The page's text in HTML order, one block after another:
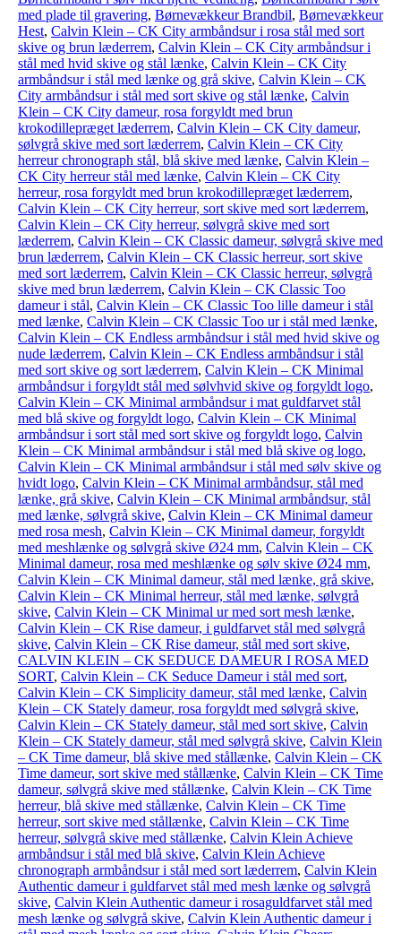
med plade til gravering, Børnevækkeur Brandbil, Børnevækkeur
Hest, Calvin Klein – CK City armbåndsur i rosa stål med sort
skive og brun læderrem, Calvin Klein – CK City armbåndsur i
stål med hvid skive og stål lænke, Calvin Klein – CK City
armbåndsur i stål med lænke og grå skive, Calvin Klein – CK
City armbåndsur i stål med sort skive og stål lænke, Calvin
Klein – CK City dameur, rosa forgyldt med brun
krokodillepræget læderrem, Calvin Klein – CK City dameur,
sølvgrå skive med sort læderrem, Calvin Klein – CK City
herreur chronograph stål, blå skive med lænke, Calvin Klein –
CK City herreur stål med lænke, Calvin Klein – CK City
herreur, rosa forgyldt med brun krokodillepræget læderrem,
Calvin Klein – CK City herreur, sort skive med sort læderrem,
Calvin Klein – CK City herreur, sølvgrå skive med sort
læderrem, Calvin Klein – CK Classic dameur, sølvgrå skive med
brun læderrem, Calvin Klein – CK Classic herreur, sort skive
med sort læderrem, Calvin Klein – CK Classic herreur, sølvgrå
skive med brun læderrem, Calvin Klein – CK Classic Too
dameur i stål, Calvin Klein – CK Classic Too lille dameur i stål
med lænke, Calvin Klein – CK Classic Too ur i stål med lænke,
Calvin Klein – CK Endless armbåndsur i stål med hvid skive og
nude læderrem, Calvin Klein – CK Endless armbåndsur i stål
med sort skive og sort læderrem, Calvin Klein – CK Minimal
armbåndsur i forgyldt stål med sølvhvid skive og forgyldt logo,
Calvin Klein – CK Minimal armbåndsur i mat guldfarvet stål
med blå skive og forgyldt logo, Calvin Klein – CK Minimal
armbåndsur i sort stål med sort skive og forgyldt logo, Calvin
Klein – CK Minimal armbåndsur i stål med blå skive og logo,
Calvin Klein – CK Minimal armbåndsur i stål med sølv skive og
hvidt logo, Calvin Klein – CK Minimal armbåndsur, stål med
lænke, grå skive, Calvin Klein – CK Minimal armbåndsur, stål
med lænke, sølvgrå skive, Calvin Klein – CK Minimal dameur
med rosa mesh, Calvin Klein – CK Minimal dameur, forgyldt
med meshlænke og sølvgrå skive Ø24 mm, Calvin Klein – CK
Minimal dameur, rosa med meshlænke og sølv skive Ø24 mm,
Calvin Klein – CK Minimal dameur, stål med lænke, grå skive,
Calvin Klein – CK Minimal herreur, stål med lænke, sølvgrå
skive, Calvin Klein – CK Minimal ur med sort mesh lænke,
Calvin Klein – CK Rise dameur, i guldfarvet stål med sølvgrå
skive, Calvin Klein – CK Rise dameur, stål med sort skive,
CALVIN KLEIN – CK SEDUCE DAMEUR I ROSA MED
SORT, Calvin Klein – CK Seduce Dameur i stål med sort,
Calvin Klein – CK Simplicity dameur, stål med lænke, Calvin
Klein – CK Stately dameur, rosa forgyldt med sølvgrå skive,
Calvin Klein – CK Stately dameur, stål med sort skive, Calvin
Klein – CK Stately dameur, stål med sølvgrå skive, Calvin Klein
– CK Time dameur, blå skive med stållænke, Calvin Klein – CK
Time dameur, sort skive med stållænke, Calvin Klein – CK Time
dameur, sølvgrå skive med stållænke, Calvin Klein – CK Time
herreur, blå skive med stållænke, Calvin Klein – CK Time
herreur, sort skive med stållænke, Calvin Klein – CK Time
herreur, sølvgrå skive med stållænke, Calvin Klein Achieve
armbåndsur i stål med blå skive, Calvin Klein Achieve
chronograph armbåndsur i stål med sort læderrem, Calvin Klein
Authentic dameur i guldfarvet stål med mesh lænke og sølvgrå
skive, Calvin Klein Authentic dameur i rosaguldfarvet stål med
mesh lænke og sølvgrå skive, Calvin Klein Authentic dameur i